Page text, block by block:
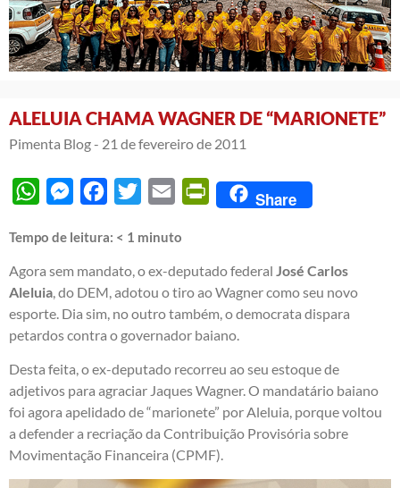
ALELUIA CHAMA WAGNER DE “MARIONETE”
Pimenta Blog - 21 de fevereiro de 2011
WhatsAppMessengerFacebook
Twitter Email PrintFriendly
Share
Tempo de leitura: < 1 minuto
Agora sem mandato, o ex-deputado federal José Carlos
Aleluia , do DEM, adotou o tiro ao Wagner como seu novo
esporte. Dia sim, no outro também, o democrata dispara
petardos contra o governador baiano.
Desta feita, o ex-deputado recorreu ao seu estoque de
adjetivos para agraciar Jaques Wagner. O mandatário baiano
foi agora apelidado de “marionete” por Aleluia, porque voltou
a defender a recriação da Contribuição Provisória sobre
Movimentação Financeira (CPMF).